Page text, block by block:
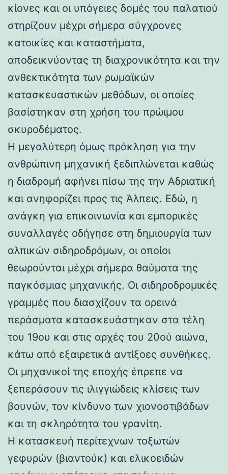
κίονες και οι υπόγειες δομές του παλατιού
στηρίζουν μέχρι σήμερα σύγχρονες
κατοικίες και καταστήματα,
αποδεικνύοντας τη διαχρονικότητα και την
ανθεκτικότητα των ρωμαϊκών
κατασκευαστικών μεθόδων, οι οποίες
βασίστηκαν στη χρήση του πρώιμου
σκυροδέματος.
Η μεγαλύτερη όμως πρόκληση για την
ανθρώπινη μηχανική ξεδιπλώνεται καθώς
η διαδρομή αφήνει πίσω της την Αδριατική
και ανηφορίζει προς τις Άλπεις. Εδώ, η
ανάγκη για επικοινωνία και εμπορικές
συναλλαγές οδήγησε στη δημιουργία των
αλπικών σιδηροδρόμων, οι οποίοι
θεωρούνται μέχρι σήμερα θαύματα της
παγκόσμιας μηχανικής. Οι σιδηροδρομικές
γραμμές που διασχίζουν τα ορεινά
περάσματα κατασκευάστηκαν στα τέλη
του 19ου και στις αρχές του 20ού αιώνα,
κάτω από εξαιρετικά αντίξοες συνθήκες.
Οι μηχανικοί της εποχής έπρεπε να
ξεπεράσουν τις ιλιγγιώδεις κλίσεις των
βουνών, τον κίνδυνο των χιονοστιβάδων
και τη σκληρότητα του γρανίτη.
Η κατασκευή περίτεχνων τοξωτών
γεφυρών (βιαντούκ) και ελικοειδών